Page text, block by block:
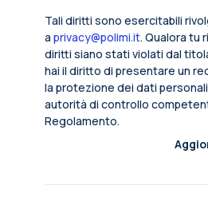
Tali diritti sono esercitabili
a privacy@polimi.it. Qualora tu
diritti siano stati violati dal
hai il diritto di presentare un
la protezione dei dati
autorità di controllo
Regolamento.